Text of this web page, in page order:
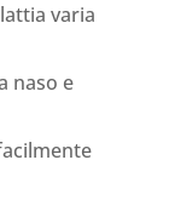
varia
naso e